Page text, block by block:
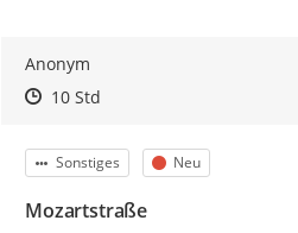
Anonym
Zeitpunkt des Erstellens
Zeitpunkt des Erstellens
10 StdZur Äußerung
Kategorie
Sonstiges Status
Neu
Mozartstraße